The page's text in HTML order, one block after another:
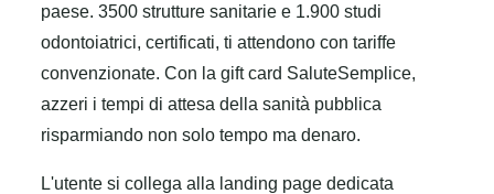
paese. 3500 strutture sanitarie e 1.900 studi
odontoiatrici, certificati, ti attendono con tariffe
convenzionate. Con la gift card SaluteSemplice,
azzeri i tempi di attesa della sanità pubblica
risparmiando non solo tempo ma denaro.
L'utente si collega alla landing page dedicata